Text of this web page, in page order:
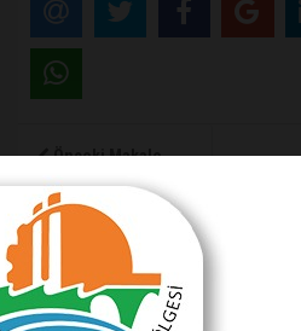
Önceki Makale
Ankara kulisleri
MAKALE YORUMLARI